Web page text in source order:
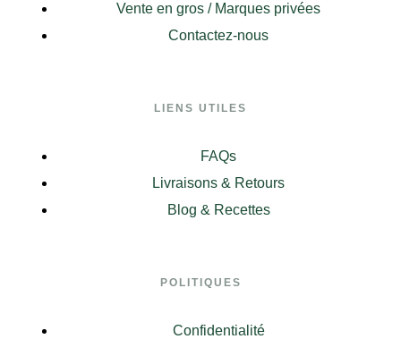
Vente en gros / Marques privées
Contactez-nous
LIENS UTILES
FAQs
Livraisons & Retours
Blog & Recettes
POLITIQUES
Confidentialité